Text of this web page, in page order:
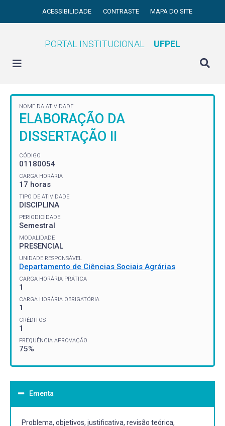
ACESSIBILIDADE CONTRASTE MAPA DO SITE
PORTAL INSTITUCIONAL UFPEL
NOME DA ATIVIDADE
ELABORAÇÃO DA
DISSERTAÇÃO II
CÓDIGO
01180054
CARGA HORÁRIA
17 horas
TIPO DE ATIVIDADE
DISCIPLINA
PERIODICIDADE
Semestral
MODALIDADE
PRESENCIAL
UNIDADE RESPONSÁVEL
Departamento de Ciências Sociais Agrárias
CARGA HORÁRIA PRÁTICA
1
CARGA HORÁRIA OBRIGATÓRIA
1
CRÉDITOS
1
FREQUÊNCIA APROVAÇÃO
75%
Ementa
Problema, objetivos, justificativa, revisão teórica,